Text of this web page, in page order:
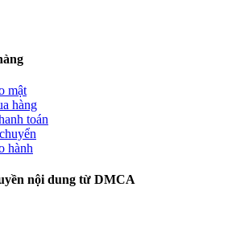
mật
hàng
toán
hành
nội dung từ DMCA